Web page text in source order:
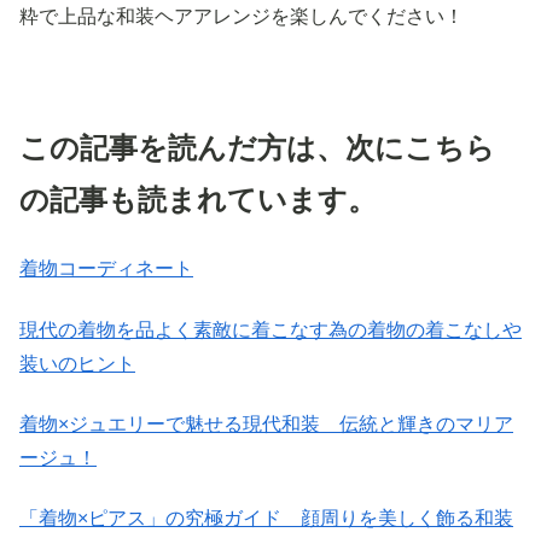
粋で上品な和装ヘアアレンジを楽しんでください！
この記事を読んだ方は、次にこちら
の記事も読まれています。
着物コーディネート
現代の着物を品よく素敵に着こなす為の着物の着こなしや
装いのヒント
着物×ジュエリーで魅せる現代和装 伝統と輝きのマリア
ージュ！
「着物×ピアス」の究極ガイド 顔周りを美しく飾る和装